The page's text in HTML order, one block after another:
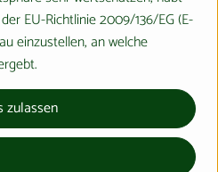
Herkunft
EU-Richtlinie 2009/136/EG (E-
einzustellen, an welche
zulassen